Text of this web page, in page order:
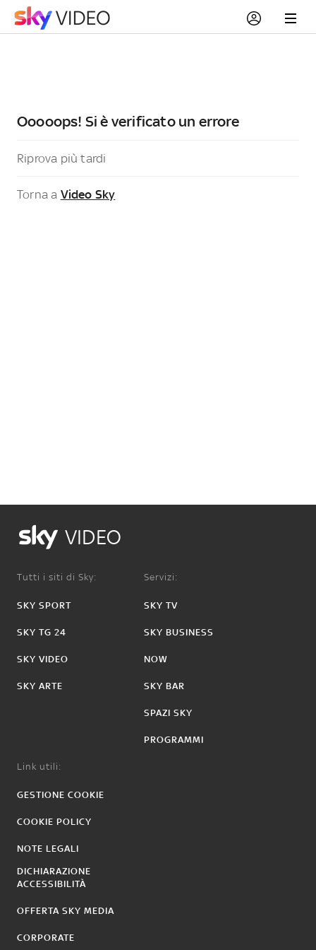
Ooooops! Si è verificato un errore
Riprova più tardi
Torna a Video Sky
VIDEO
Tutti i siti di Sky:
SKY SPORT
SKY TG 24
SKY VIDEO
SKY ARTE
Servizi:
SKY TV
SKY BUSINESS
NOW
SKY BAR
SPAZI SKY
PROGRAMMI
Link utili:
GESTIONE COOKIE
COOKIE POLICY
NOTE LEGALI
DICHIARAZIONE
ACCESSIBILITÀ
OFFERTA SKY MEDIA
CORPORATE